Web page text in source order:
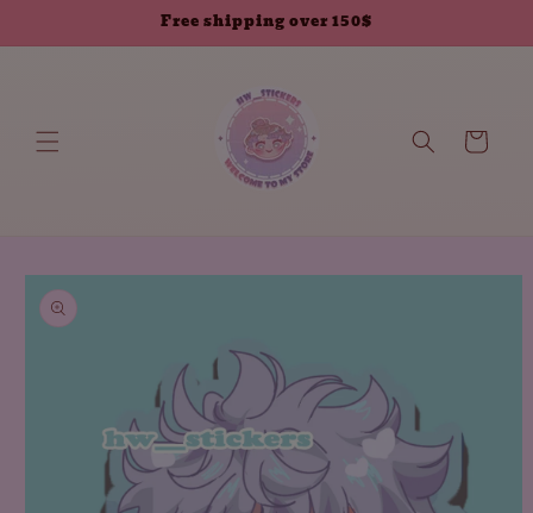
Free shipping over 150$
العربة
انتقل إلى
معلومات
المنتج